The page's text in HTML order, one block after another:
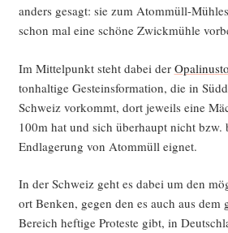
anders gesagt: sie zum Atom­müll-
schon mal eine schö­ne Zwick­müh­le
Im Mit­tel­punkt steht dabei der
ton­hal­ti­ge Gesteins­for­ma­ti­on, die in
Schweiz vor­kommt, dort jeweils eine
100m hat und sich über­haupt nicht bzw.
End­la­ge­rung von Atom­müll eignet.
In der Schweiz geht es dabei um den
ort Ben­ken, gegen den es auch aus dem
Bereich hef­ti­ge Pro­tes­te gibt, in